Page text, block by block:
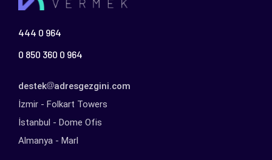
444 0 964
0 850 360 0 964
destek
adresgezgini.com
İzmir - Folkart Towers
İstanbul - Dome Ofis
Almanya - Marl